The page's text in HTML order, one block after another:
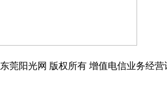
东莞阳光网 版权所有 增值电信业务经营